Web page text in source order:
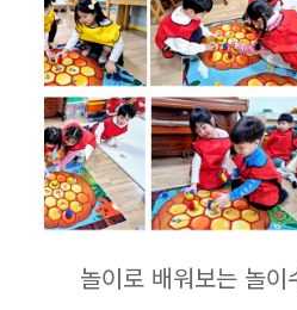
놀이로 배워보는 놀이